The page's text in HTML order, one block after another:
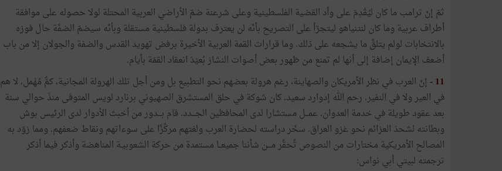
ثمّ إنّ ترامب ما كان ليُقْدِمَ على وأد القضية الفلسطينية وعلى شرعنة ضمّ الأراضي العربية المحتلة لولا حصوله على موافقة
أطراف عربية وما كان لنتنياهو ليتجرّأ على التصريح بأنّه لن يعترف بدولة فلسطينية مستقلة وبأنّه سيضمّ الضفّة حال فوزه
بالانتخابات لولم يتلقَّ ما يشجعه على ذلك. وما قرارات القمة العربية الأخيرة برفض تهويد القدس والضفة والجولان إلا من باب
أضعف الإيمان إضافة إلى أنها لم تمنع من ظهور بعض أصوات النشاز بُعيْدَ انعقاد القمّة بأيام.
11 - إنّ العرب في نظر الأمريكان والصهاينة، رغم هرولة بعضهم نحو التطبيع بل ومن أجل تلك الهرولة المجانية، كمٌّ مُهْمل، لا هم
في العير ولا في النفير. رحم الله إدوارد سعيد. كان شوكة في حلق المستشرق الصهيوني برنارد لويس المتوفى منذَ حوالي سنة
بعد عقود طويلة في خدمة العدوان. عمـــل مستشارا لدى المحافظين الجـــدد. قام بـــدور من أخبث الأدوار لدى الرئيس بوش
وبطانته لشحذ العزائم نحو غزو العراق. سخّر دراسته لحضارة العرب ولغتهم مركِّزًا على سوءاتهم ونقاط ضعفهم. ومما زوّد به
المصالح الأمريكية مختارات من النصوص تُحقِّر مـــن شأننا جميعــا مستمدة من حركة الشعوبيـة المناهضة وأذكر فيما أذكر
ترجمته لبيتي أبي نواس: